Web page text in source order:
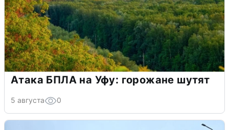
Атака БПЛА на Уфу: горожане шутят
5 августа 0